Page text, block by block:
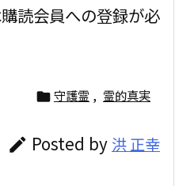
読会員への登録が必
 守護霊 , 霊的真実
 Posted by 洪 正幸